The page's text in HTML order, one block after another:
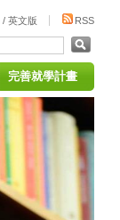
/ 英文版 RSS
完善就學計畫